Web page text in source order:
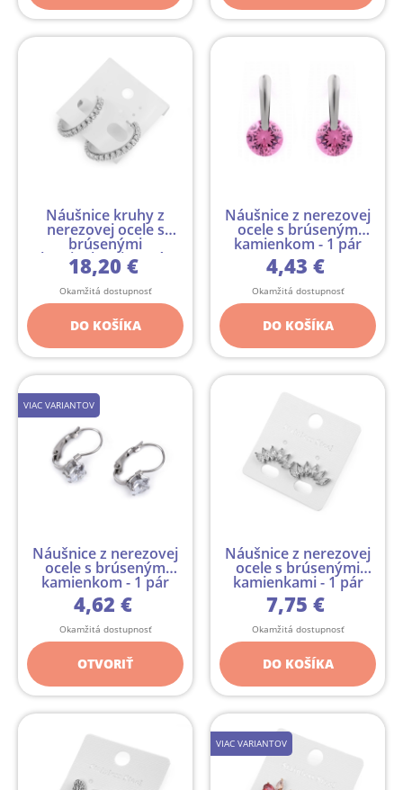
Náušnice kruhy z
nerezovej ocele s
brúsenými
kamienkami - 1 pár
18,20 €
Okamžitá dostupnosť
DO KOŠÍKA
Náušnice z nerezovej
ocele s brúseným
kamienkom - 1 pár
4,43 €
Okamžitá dostupnosť
DO KOŠÍKA
VIAC VARIANTOV
Náušnice z nerezovej
ocele s brúseným
kamienkom - 1 pár
4,62 €
Okamžitá dostupnosť
OTVORIŤ
Náušnice z nerezovej
ocele s brúsenými
kamienkami - 1 pár
7,75 €
Okamžitá dostupnosť
DO KOŠÍKA
VIAC VARIANTOV